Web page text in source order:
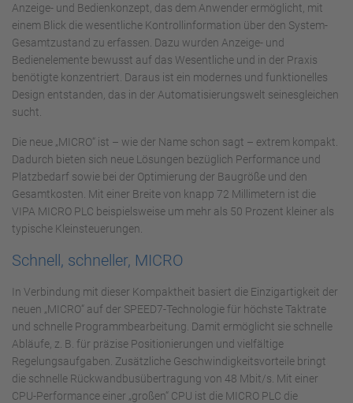
Anzeige- und Bedienkonzept, das dem Anwender ermöglicht, mit
einem Blick die wesentliche Kontrollinformation über den System-
Gesamtzustand zu erfassen. Dazu wurden Anzeige- und
Bedienelemente bewusst auf das Wesentliche und in der Praxis
benötigte konzentriert. Daraus ist ein modernes und funktionelles
Design entstanden, das in der Automatisierungswelt seinesgleichen
sucht.
Die neue „MICRO“ ist – wie der Name schon sagt – extrem kompakt.
Dadurch bieten sich neue Lösungen bezüglich Performance und
Platzbedarf sowie bei der Optimierung der Baugröße und den
Gesamtkosten. Mit einer Breite von knapp 72 Millimetern ist die
VIPA MICRO PLC beispielsweise um mehr als 50 Prozent kleiner als
typische Kleinsteuerungen.
Schnell, schneller, MICRO
In Verbindung mit dieser Kompaktheit basiert die Einzigartigkeit der
neuen „MICRO“ auf der SPEED7-Technologie für höchste Taktrate
und schnelle Programmbearbeitung. Damit ermöglicht sie schnelle
Abläufe, z. B. für präzise Positionierungen und vielfältige
Regelungsaufgaben. Zusätzliche Geschwindigkeitsvorteile bringt
die schnelle Rückwandbusübertragung von 48 Mbit/s. Mit einer
CPU-Performance einer „großen“ CPU ist die MICRO PLC die